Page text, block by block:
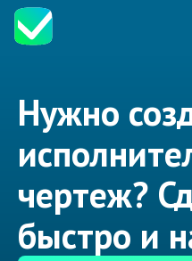
Нужно
чертеж?
быстро и